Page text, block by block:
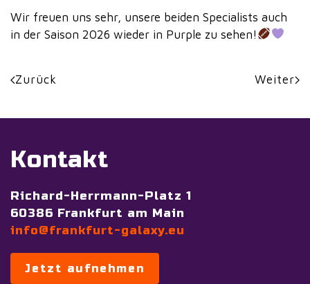
Wir freuen uns sehr, unsere beiden Specialists auch
in der Saison 2026 wieder in Purple zu sehen!
Zurück Weiter
Kontakt
Richard-Herrmann-Platz 1
60386 Frankfurt am Main
info@frankfurt-galaxy.eu
Jetzt aufnehmen